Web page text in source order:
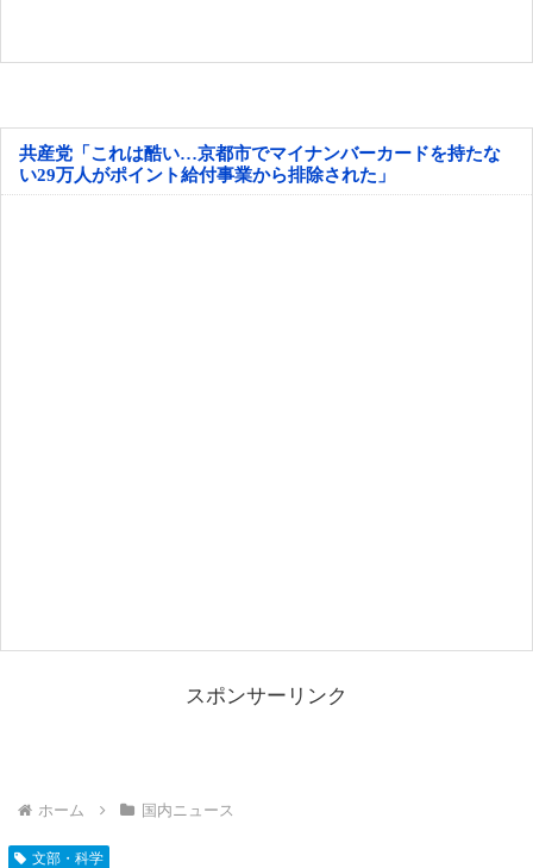
共産党「これは酷い…京都市でマイナンバーカードを持たな
い29万人がポイント給付事業から排除された」
スポンサーリンク
ホーム 国内ニュース
文部・科学